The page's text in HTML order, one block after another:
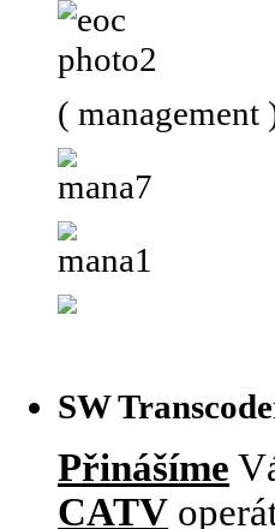
( management
SW
Přinášíme
CATV